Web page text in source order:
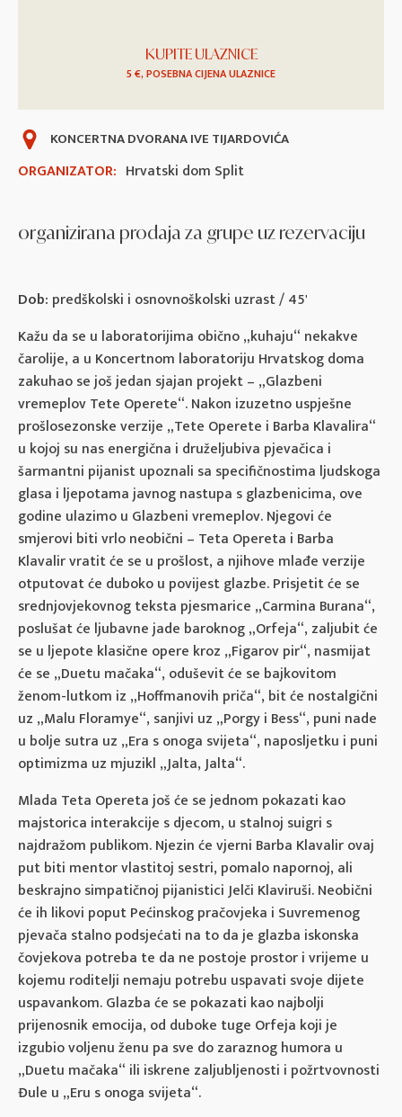
KUPITE ULAZNICE
5 €, POSEBNA CIJENA ULAZNICE
ORGANIZATOR: Hrvatski dom Split
KONCERTNA DVORANA IVE TIJARDOVIĆA
organizirana prodaja za grupe uz rezervaciju
Dob: predškolski i osnovnoškolski uzrast / 45'
Kažu da se u laboratorijima obično „kuhaju“ nekakve
čarolije, a u Koncertnom laboratoriju Hrvatskog doma
zakuhao se još jedan sjajan projekt – „Glazbeni
vremeplov Tete Operete“. Nakon izuzetno uspješne
prošlosezonske verzije „Tete Operete i Barba Klavalira“
u kojoj su nas energična i druželjubiva pjevačica i
šarmantni pijanist upoznali sa specifičnostima ljudskoga
glasa i ljepotama javnog nastupa s glazbenicima, ove
godine ulazimo u Glazbeni vremeplov. Njegovi će
smjerovi biti vrlo neobični – Teta Opereta i Barba
Klavalir vratit će se u prošlost, a njihove mlađe verzije
otputovat će duboko u povijest glazbe. Prisjetit će se
srednjovjekovnog teksta pjesmarice „Carmina Burana“,
poslušat će ljubavne jade baroknog „Orfeja“, zaljubit će
se u ljepote klasične opere kroz „Figarov pir“, nasmijat
će se „Duetu mačaka“, oduševit će se bajkovitom
ženom-lutkom iz „Hoffmanovih priča“, bit će nostalgični
uz „Malu Floramye“, sanjivi uz „Porgy i Bess“, puni nade
u bolje sutra uz „Era s onoga svijeta“, naposljetku i puni
optimizma uz mjuzikl „Jalta, Jalta“.
Mlada Teta Opereta još će se jednom pokazati kao
majstorica interakcije s djecom, u stalnoj suigri s
najdražom publikom. Njezin će vjerni Barba Klavalir ovaj
put biti mentor vlastitoj sestri, pomalo napornoj, ali
beskrajno simpatičnoj pijanistici Jelči Klaviruši. Neobični
će ih likovi poput Pećinskog pračovjeka i Suvremenog
pjevača stalno podsjećati na to da je glazba iskonska
čovjekova potreba te da ne postoje prostor i vrijeme u
kojemu roditelji nemaju potrebu uspavati svoje dijete
uspavankom. Glazba će se pokazati kao najbolji
prijenosnik emocija, od duboke tuge Orfeja koji je
izgubio voljenu ženu pa sve do zaraznog humora u
„Duetu mačaka“ ili iskrene zaljubljenosti i požrtvovnosti
Đule u „Eru s onoga svijeta“.